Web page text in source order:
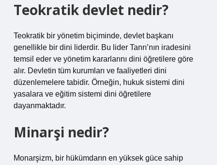
Teokratik devlet nedir?
Teokratik bir yönetim biçiminde, devlet başkanı
genellikle bir dini liderdir. Bu lider Tanrı’nın iradesini
temsil eder ve yönetim kararlarını dini öğretilere göre
alır. Devletin tüm kurumları ve faaliyetleri dini
düzenlemelere tabidir. Örneğin, hukuk sistemi dini
yasalara ve eğitim sistemi dini öğretilere
dayanmaktadır.
Minarşi nedir?
Monarşizm, bir hükümdarın en yüksek güce sahip